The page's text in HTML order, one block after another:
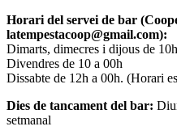
Horari del servei de bar
latempestacoop@gmail.com):
Dimarts, dimecres i dijous de
Divendres de 10 a 00h
Dissabte de 12h a 00h. (Horari
Dies de tancament del bar:
setmanal